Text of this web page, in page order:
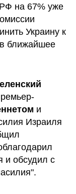
РФ на 67% уже
Украину к
ближайшее
и
Израиля
и обсудил с